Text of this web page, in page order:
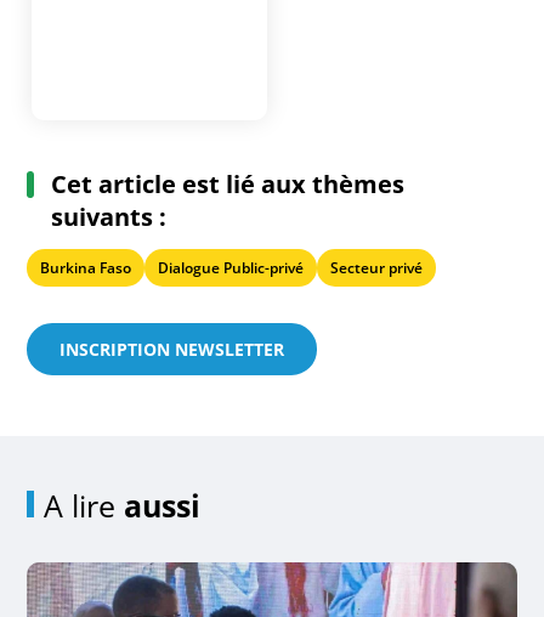
Cet article est lié aux thèmes
suivants :
Burkina Faso Dialogue Public-privé Secteur privé
INSCRIPTION NEWSLETTER
A lire aussi